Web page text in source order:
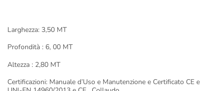
Larghezza: 3,50 MT
Profondità : 6, 00 MT
Altezza : 2,80 MT
Certificazioni: Manuale d’Uso e Manutenzione e Certificato CE e